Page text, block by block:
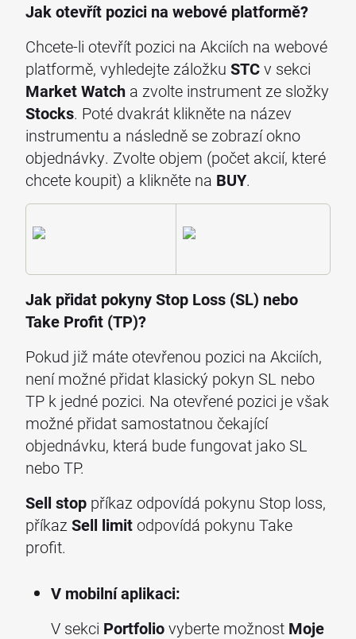
Jak otevřít pozici na webové platformě?
Chcete-li otevřít pozici na Akciích na webové
platformě, vyhledejte záložku STCv sekci
Market Watch a zvolte instrument ze složky
Stocks. Poté dvakrát klikněte na název
instrumentu a následně se zobrazí okno
objednávky. Zvolte objem (počet akcií, které
chcete koupit) a klikněte na BUY.
Jak přidat pokyny Stop Loss (SL) nebo
Take Profit (TP)?
Pokud již máte otevřenou pozici na Akciích,
není možné přidat klasický pokyn SL nebo
TP k jedné pozici. Na otevřené pozici je však
možné přidat samostatnou čekající
objednávku, která bude fungovat jako SL
nebo TP.
Sell stop příkaz odpovídá pokynu Stop loss,
příkaz Sell limitodpovídá pokynu Take
profit.
V mobilní aplikaci:
V sekci Portfoliovyberte možnost Moje